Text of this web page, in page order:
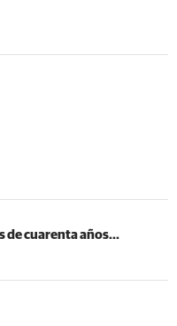
de cuarenta años...